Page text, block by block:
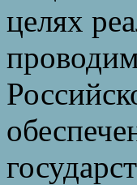
целях